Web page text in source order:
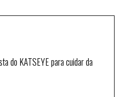
do KATSEYE para cuidar da